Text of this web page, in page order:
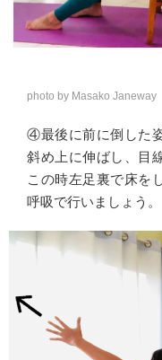
photo by Masako Janeway
④最後に前に倒した
斜め上に伸ばし、目
この時左足裏で床を
呼吸で行いましょう。